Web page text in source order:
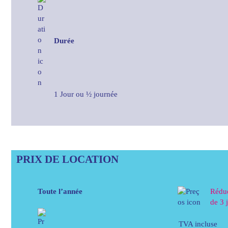
Durée
1 Jour ou ½ journée
PRIX DE LOCATION
Toute l’année
de 3
TVA incluse